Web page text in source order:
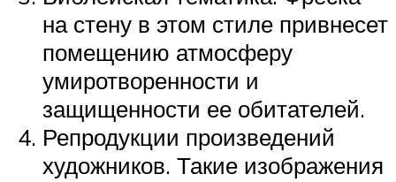
на стену в этом стиле привнесет
помещению атмосферу
умиротворенности и
защищенности ее обитателей.
Репродукции произведений
художников. Такие изображения